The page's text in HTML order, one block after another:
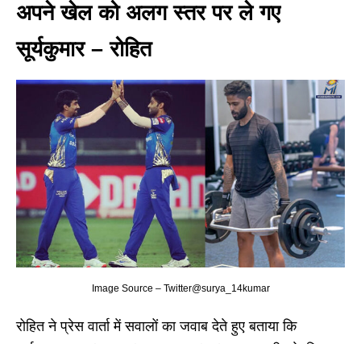
अपने खेल को अलग स्तर पर ले गए
सूर्यकुमार – रोहित
Image Source – Twitter@surya_14kumar
रोहित ने प्रेस वार्ता में सवालों का जवाब देते हुए बताया कि